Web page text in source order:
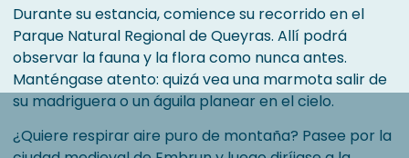
Durante su estancia, comience su recorrido en el
Parque Natural Regional de Queyras. Allí podrá
observar la fauna y la flora como nunca antes.
Manténgase atento: quizá vea una marmota salir de
su madriguera o un águila planear en el cielo.
¿Quiere respirar aire puro de montaña? Pasee por la